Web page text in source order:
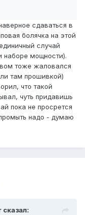
сдаваться в
болячка на этой
случай
наборе мощности).
тоже жаловался
там прошивкой)
что такой
чуть придавишь
пока не просрется
надо - думаю